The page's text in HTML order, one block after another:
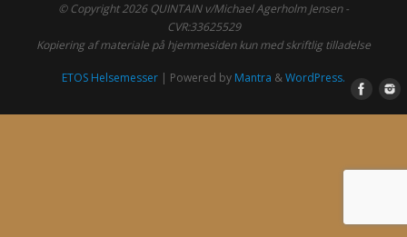
© Copyright 2026 QUINTAIN v/Michael Agerholm Jensen -
CVR:33625529
Kopiering af materiale på hjemmesiden kun med skriftlig tilladelse
ETOS Helsemesser | Powered by Mantra &WordPress.